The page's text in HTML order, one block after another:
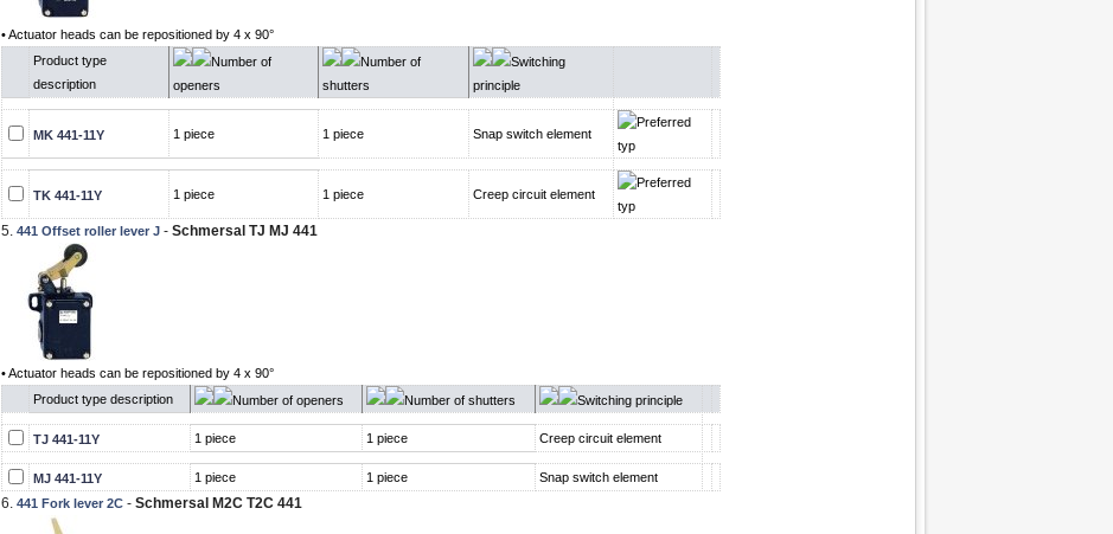
• Actuator heads can be repositioned by 4 x 90°
Product type
description
Number of
openers
Number of
shutters
Switching
principle
MK 441-11Y 1 piece 1 piece Snap switch element
TK 441-11Y 1 piece 1 piece Creep circuit element
5. 441 Offset roller lever J - Schmersal TJ MJ 441
• Actuator heads can be repositioned by 4 x 90°
Product type description
Number of openers Number of shutters Switching principle
TJ 441-11Y 1 piece 1 piece Creep circuit element
MJ 441-11Y 1 piece 1 piece Snap switch element
6. 441 Fork lever 2C - Schmersal M2C T2C 441